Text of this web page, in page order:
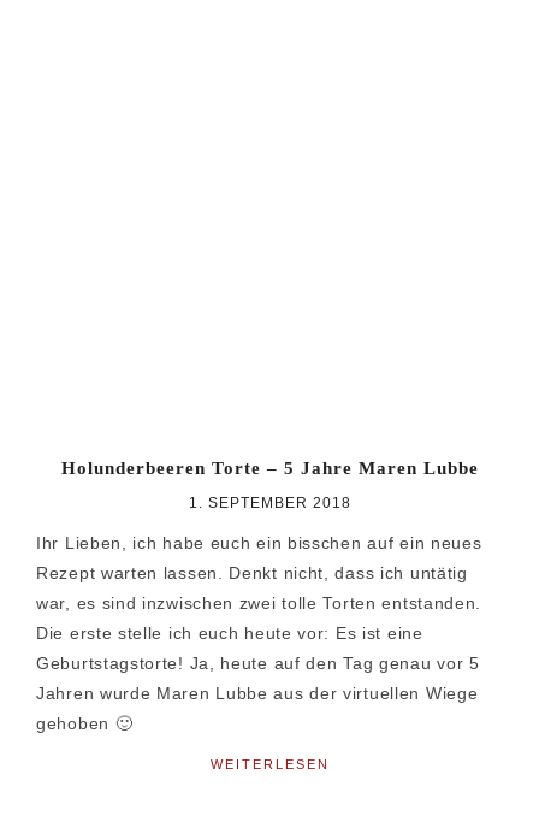
Holunderbeeren Torte – 5 Jahre Maren Lubbe
1. SEPTEMBER 2018
Ihr Lieben, ich habe euch ein bisschen auf ein neues
Rezept warten lassen. Denkt nicht, dass ich untätig
war, es sind inzwischen zwei tolle Torten entstanden.
Die erste stelle ich euch heute vor: Es ist eine
Geburtstagstorte! Ja, heute auf den Tag genau vor 5
Jahren wurde Maren Lubbe aus der virtuellen Wiege
gehoben 🙂
WEITERLESEN